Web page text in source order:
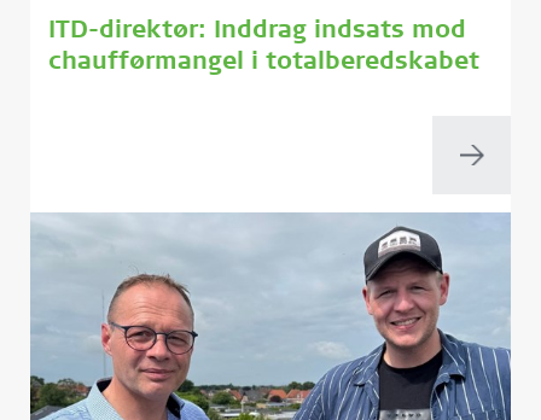
ITD-direktør: Inddrag indsats mod
chaufførmangel i totalberedskabet